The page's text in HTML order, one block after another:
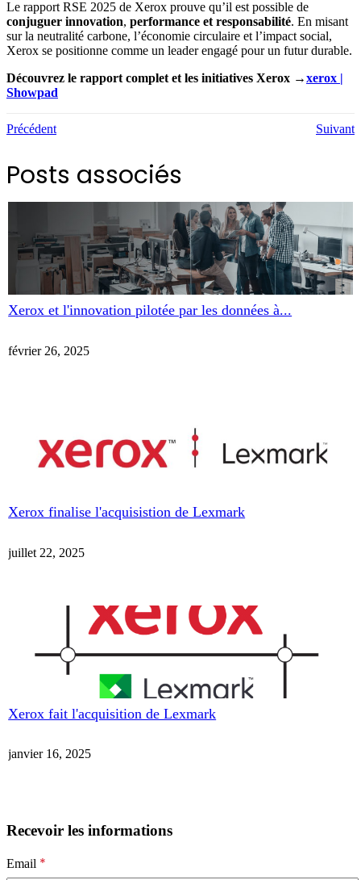
Le rapport RSE 2025 de Xerox prouve qu’il est possible de
conjuguer innovation, performance et responsabilité. En misant
sur la neutralité carbone, l’économie circulaire et l’impact social,
Xerox se positionne comme un leader engagé pour un futur durable.
Découvrez le rapport complet et les initiatives Xerox →xerox
Showpad
Précédent Suivant
Posts associés
Xerox et l'innovation pilotée par les données à...
février 26, 2025
Xerox finalise l'acquisistion de Lexmark
juillet 22, 2025
Xerox fait l'acquisition de Lexmark
janvier 16, 2025
Recevoir les informations
Email *